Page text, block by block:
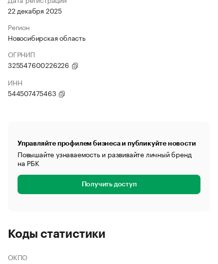
22 декабря 2025
Регион
Новосибирская область
ОГРНИП
325547600226226
ИНН
544507475463
Управляйте профилем бизнеса и публикуйте новости
Повышайте узнаваемость и развивайте личный бренд
на РБК
Получить доступ
Коды статистики
ОКПО